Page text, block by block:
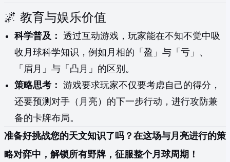
🌌 教育与娱乐价值
科学普及： 透过互动游戏，玩家能在不知不觉中吸
收月球科学知识，例如月相的「盈」与「亏」、
「眉月」与「凸月」的区别。
策略思考： 游戏要求玩家不仅要考虑自己的得分，
还要预测对手（月亮）的下一步行动，进行攻防兼
备的卡牌布局。
准备好挑战您的天文知识了吗？在这场与月亮进行的策
略对弈中，解锁所有野牌，征服整个月球周期！